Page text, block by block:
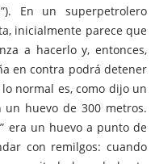
En un superpetrolero
inicialmente parece que
a hacerlo y, entonces,
en contra podrá detener
normal es, como dijo un
un huevo de 300 metros.
era un huevo a punto de
con remilgos: cuando